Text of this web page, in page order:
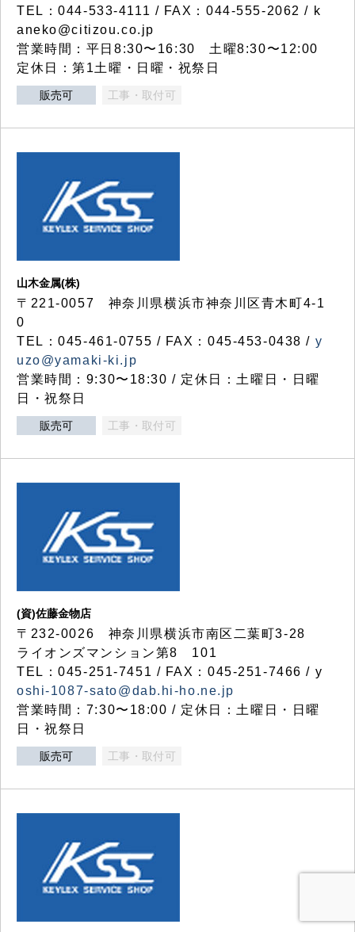
TEL：044-533-4111 / FAX：044-555-2062 / k
aneko@citizou.co.jp
営業時間：平日8:30〜16:30 土曜8:30〜12:00
定休日：第1土曜・日曜・祝祭日
販売可 工事・取付可
山木金属(株)
〒221-0057 神奈川県横浜市神奈川区青木町4-1
0
TEL：045-461-0755 / FAX：045-453-0438 / y
uzo@yamaki-ki.jp
営業時間：9:30〜18:30 / 定休日：土曜日・日曜
日・祝祭日
販売可 工事・取付可
(資)佐藤金物店
〒232-0026 神奈川県横浜市南区二葉町3-28
ライオンズマンション第8 101
TEL：045-251-7451 / FAX：045-251-7466 / y
oshi-1087-sato@dab.hi-ho.ne.jp
営業時間：7:30〜18:00 / 定休日：土曜日・日曜
日・祝祭日
販売可 工事・取付可